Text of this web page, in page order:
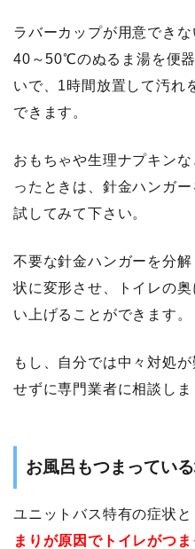
ラバーカップが用意でき
40～50℃のぬるま湯を便
いで、1時間放置して汚れ
できます。
おもちゃや生理ナプキン
ったときは、針金ハンガ
試してみて下さい。
不要な針金ハンガーを分
状に変形させ、トイレの
い上げることができます。
もし、自分では中々対処
せずに専門業者に相談しま
お風呂もつまってい
ユニットバス特有の症状と
まりが原因でトイレがつ